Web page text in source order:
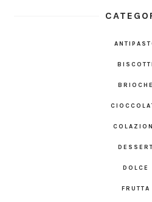
BISCOTTI
BRIOCHE
DESSERT
DOLCE
FRUTTA